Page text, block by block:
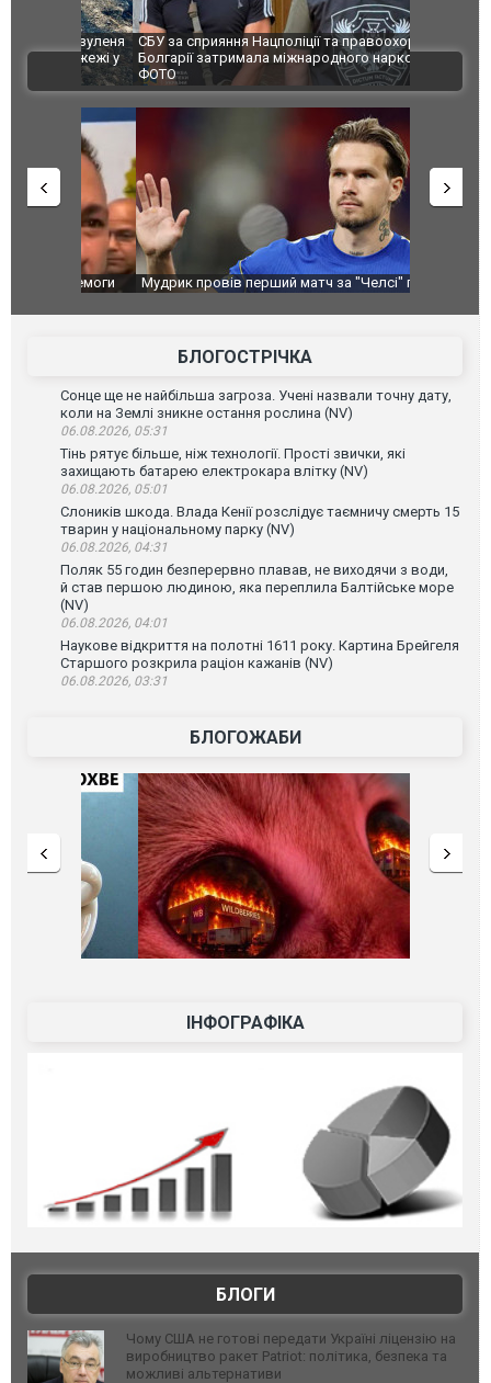
пожежі у
СБУ за сприяння Нацполіції та правоохоронців
Болгарії затримала міжнародного наркобарона.
ФОТО
Росіяни
одна
ВІДЕО
Мудрик провів перший матч за "Челсі" після
під час
Франції
БЛОГОСТРІЧКА
Сонце ще не найбільша загроза. Учені назвали точну дату,
коли на Землі зникне остання рослина (NV)
06.08.2026, 05:31
Тінь рятує більше, ніж технології. Прості звички, які
захищають батарею електрокара влітку (NV)
06.08.2026, 05:01
Слоників шкода. Влада Кенії розслідує таємничу смерть 15
тварин у національному парку (NV)
06.08.2026, 04:31
Поляк 55 годин безперервно плавав, не виходячи з води,
й став першою людиною, яка переплила Балтійське море
(NV)
06.08.2026, 04:01
Наукове відкриття на полотні 1611 року. Картина Брейгеля
Старшого розкрила раціон кажанів (NV)
06.08.2026, 03:31
БЛОГОЖАБИ
ІНФОГРАФІКА
БЛОГИ
Чому США не готові передати Україні ліцензію на
виробництво ракет Patriot: політика, безпека та
можливі альтернативи